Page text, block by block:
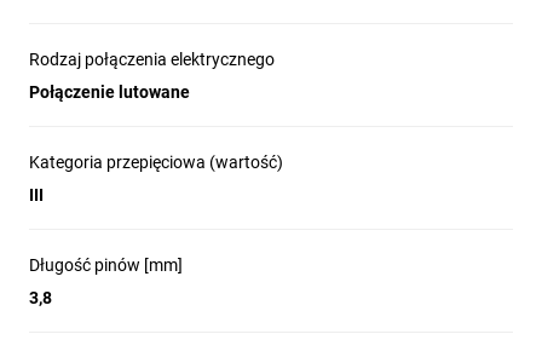
Rodzaj połączenia elektrycznego
Połączenie lutowane
Kategoria przepięciowa (wartość)
III
Długość pinów [mm]
3,8